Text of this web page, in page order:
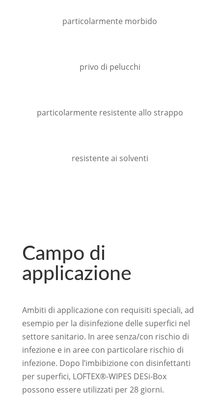
particolarmente morbido
privo di pelucchi
particolarmente resistente allo strappo
resistente ai solventi
Campo di
applicazione
Ambiti di applicazione con requisiti speciali, ad
esempio per la disinfezione delle superfici nel
settore sanitario. In aree senza/con rischio di
infezione e in aree con particolare rischio di
infezione. Dopo l’imbibizione con disinfettanti
per superfici, LOFTEX®-WIPES DESi-Box
possono essere utilizzati per 28 giorni.